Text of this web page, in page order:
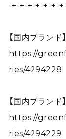
-+-+-+-+-+-+-
【国内ブランド
https://
ries/4294228
【国内ブラン
https://
ries/4294229